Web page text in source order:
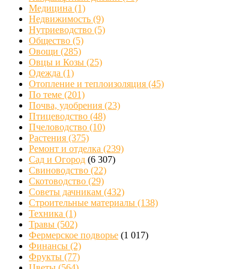
Медицина (1)
Недвижимость (9)
Нутриеводство (5)
Общество (5)
Овощи (285)
Овцы и Козы (25)
Одежда (1)
Отопление и теплоизоляция (45)
По теме (201)
Почва, удобрения (23)
Птицеводство (48)
Пчеловодство (10)
Растения (375)
Ремонт и отделка (239)
Сад и Огород (6 307)
Свиноводство (22)
Скотоводство (29)
Советы дачникам (432)
Строительные материалы (138)
Техника (1)
Травы (502)
Фермерское подворье (1 017)
Финансы (2)
Фрукты (77)